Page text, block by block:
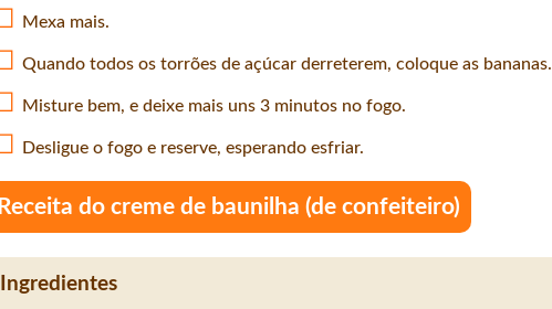
Mexa mais.
Quando todos os torrões de açúcar derreterem, coloque as bananas.
Misture bem, e deixe mais uns 3 minutos no fogo.
Desligue o fogo e reserve, esperando esfriar.
Receita do creme de baunilha (de confeiteiro)
Ingredientes